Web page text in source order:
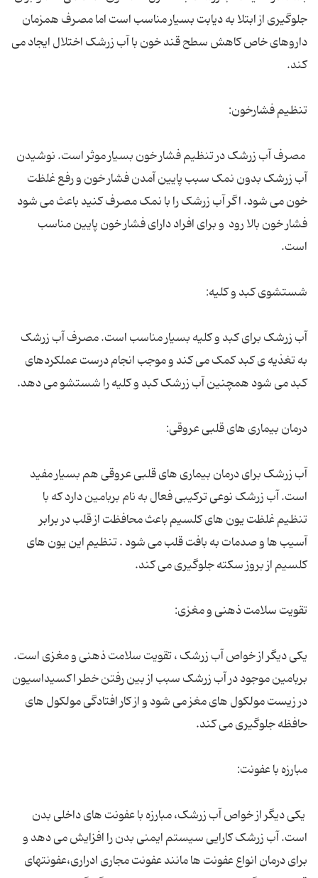
جلوگیری از ابتلا به دیابت بسیار مناسب است اما مصرف همزمان
داروهای خاص کاهش سطح قند خون با آب زرشک اختلال ایجاد می
کند.
تنظیم فشارخون:
مصرف آب زرشک در تنظیم فشار خون بسیار موثر است. نوشیدن
آب زرشک بدون نمک سبب پایین آمدن فشار خون و رفع غلظت
خون می شود. اگر آب زرشک را با نمک مصرف کنید باعث می شود
فشار خون بالا رود و برای افراد دارای فشار خون پایین مناسب
است.
شستشوی کبد و کلیه:
آب زرشک برای کبد و کلیه بسیار مناسب است. مصرف آب زرشک
به تغذیه ی کبد کمک می کند و موجب انجام درست عملکردهای
کبد می شود همچنین آب زرشک کبد و کلیه را شستشو می دهد.
درمان بیماری های قلبی عروقی:
آب زرشک برای درمان بیماری های قلبی عروقی هم بسیار مفید
است. آب زرشک نوعی ترکیبی فعال به نام بربامین دارد که با
تنظیم غلظت یون های کلسیم باعث محافظت از قلب در برابر
آسیب ها و صدمات به بافت قلب می شود . تنظیم این یون های
کلسیم از بروز سکته جلوگیری می کند.
تقویت سلامت ذهنی و مغزی:
یکی دیگر از خواص آب زرشک ، تقویت سلامت ذهنی و مغزی است.
بربامین موجود در آب زرشک سبب از بین رفتن خطر اکسیداسیون
در زیست مولکول های مغز می شود و از کار افتادگی مولکول های
حافظه جلوگیری می کند.
مبارزه با عفونت:
یکی دیگر از خواص آب زرشک، مبارزه با عفونت های داخلی بدن
است. آب زرشک کارایی سیستم ایمنی بدن را افزایش می دهد و
برای درمان انواع عفونت ها مانند عفونت مجاری ادراری،عفونتهای